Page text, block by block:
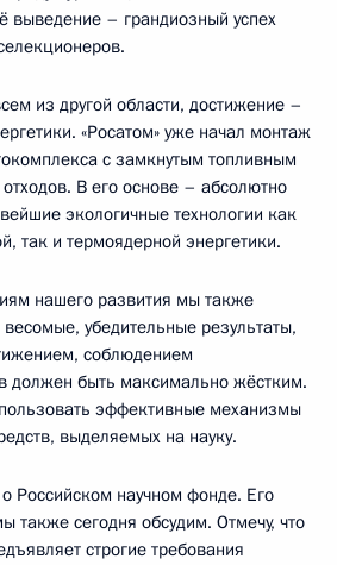
выведение – грандиозный успех
из другой области, достижение –
«Росатом» уже начал монтаж
с замкнутым топливным
В его основе – абсолютно
экологичные технологии как
так и термоядерной энергетики.
нашего развития мы также
убедительные результаты,
соблюдением
должен быть максимально жёстким.
эффективные механизмы
выделяемых на науку.
Российском научном фонде. Его
также сегодня обсудим. Отмечу, что
строгие требования